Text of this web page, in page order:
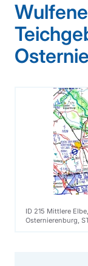
ID 215 Mittlere
Osternierenburg,